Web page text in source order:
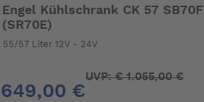
Engel Kühlschrank CK 57 SB70F
(SR70E)
55/57 Liter 12V - 24V
649,00 €
UVP:€1.055,00 €